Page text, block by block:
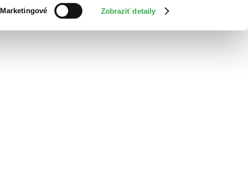
Marketingové Zobraziť detaily